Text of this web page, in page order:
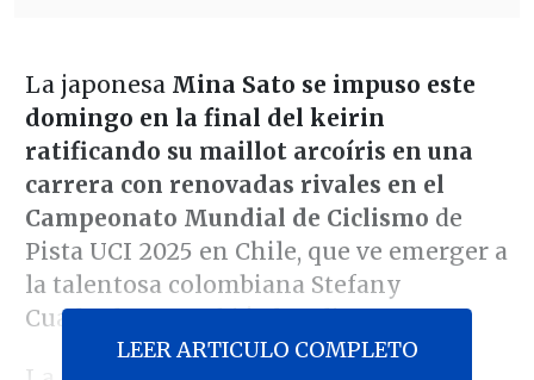
La japonesa Mina Sato se impuso este
domingo en la final del keirin
ratificando su maillot arcoíris en una
carrera con renovadas rivales en el
Campeonato Mundial de Ciclismo de
Pista UCI 2025 en Chile, que ve emerger a
la talentosa colombiana Stefany
Cuadrado que subió al podio.
LEER ARTICULO COMPLETO